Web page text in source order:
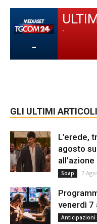
-
-
GLI ULTIMI ARTICOLI
L’erede,
agosto
all’azione
Soap 7
venerdì 7
Anticipazioni